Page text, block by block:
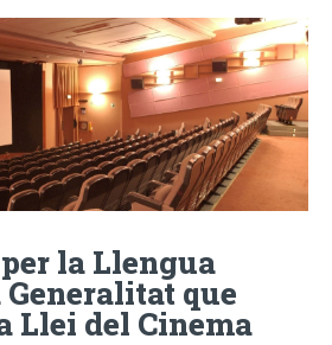
la Llengua
que
Llei del Cinema